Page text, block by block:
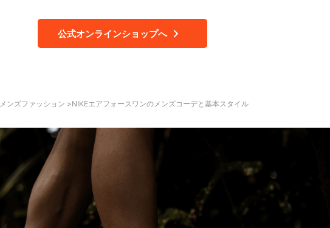
公式オンラインショップへ
メンズファッション >NIKEエアフォースワンのメンズコーデと基本スタイル